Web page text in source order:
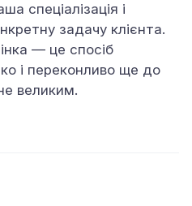
спеціалізація і
задачу клієнта.
— це спосіб
і переконливо ще до
великим.